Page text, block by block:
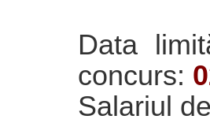
Data
concurs:
Salariul